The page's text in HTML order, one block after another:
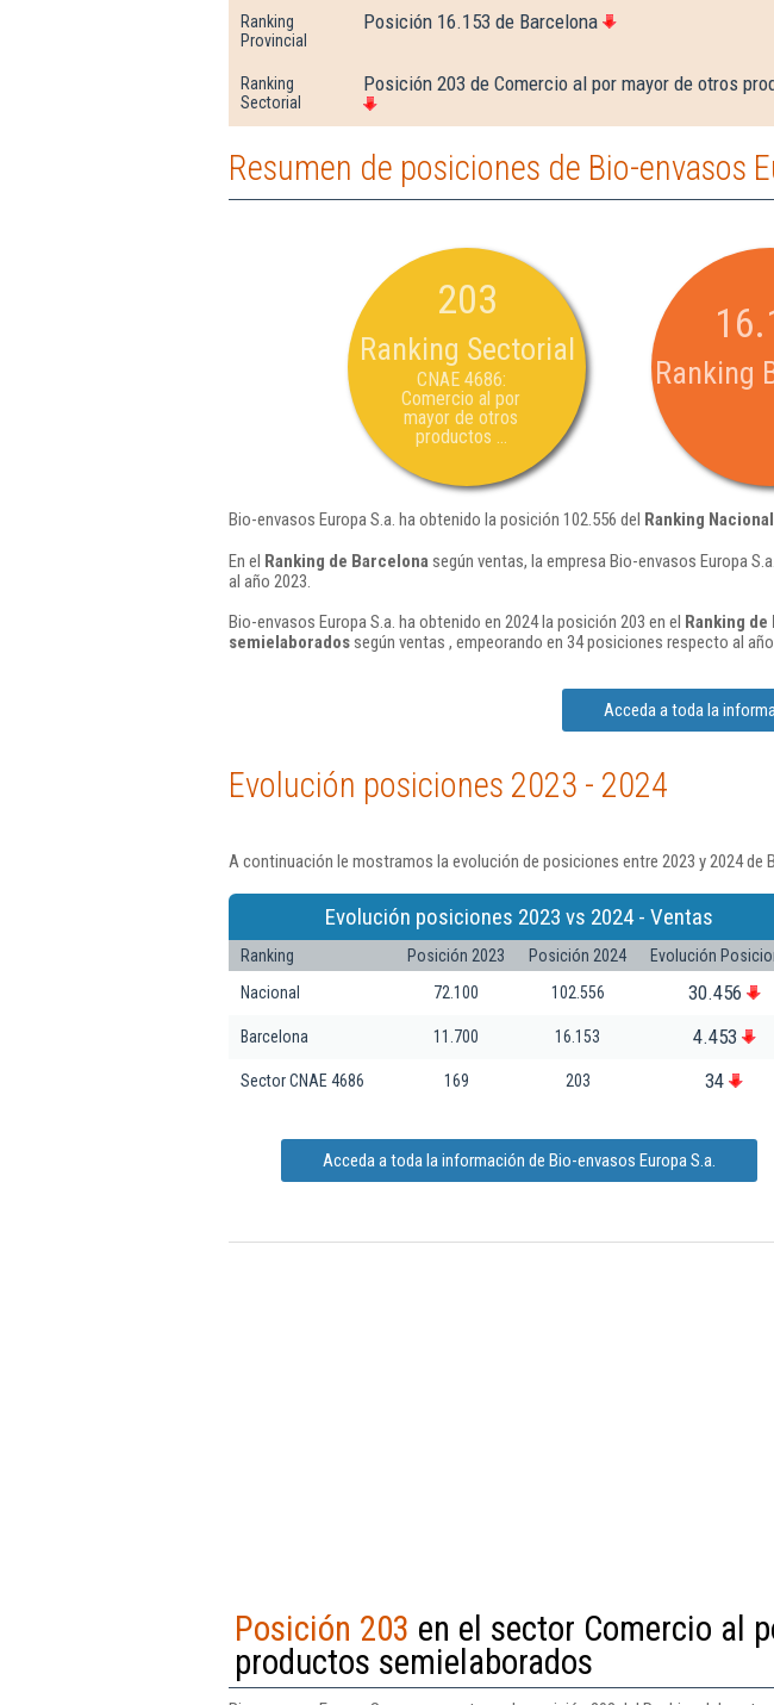
Ranking
Provincial
Posición 16.153 de Barcelona
Ranking
Sectorial
Posición 203 de Comercio al por mayor de otros
Resumen de posiciones de Bio-envasos
203
Ranking Sectorial
CNAE 4686:
Comercio al por
mayor de otros
productos ...
Ranking
Bio-envasos Europa S.a. ha obtenido la posición 102.556 del Ranking
En el Ranking de Barcelona según ventas, la empresa Bio-envasos Europa
al año 2023.
Bio-envasos Europa S.a. ha obtenido en 2024 la posición 203 en el Ranking
semielaboradossegún ventas , empeorando en 34 posiciones respecto al
Acceda a toda la
Evolución posiciones 2023 - 2024
A continuación le mostramos la evolución de posiciones entre 2023 y 2024 de
Evolución posiciones 2023 vs 2024 - Ventas
Ranking Posición 2023 Posición 2024
Evolución
Nacional
72.100 102.556 30.456
Barcelona 11.700 16.153 4.453
Sector CNAE 4686 169 203 34
Acceda a toda la información de Bio-envasos Europa S.a.
Posición 203 en el sector Comercio al
productos semielaborados